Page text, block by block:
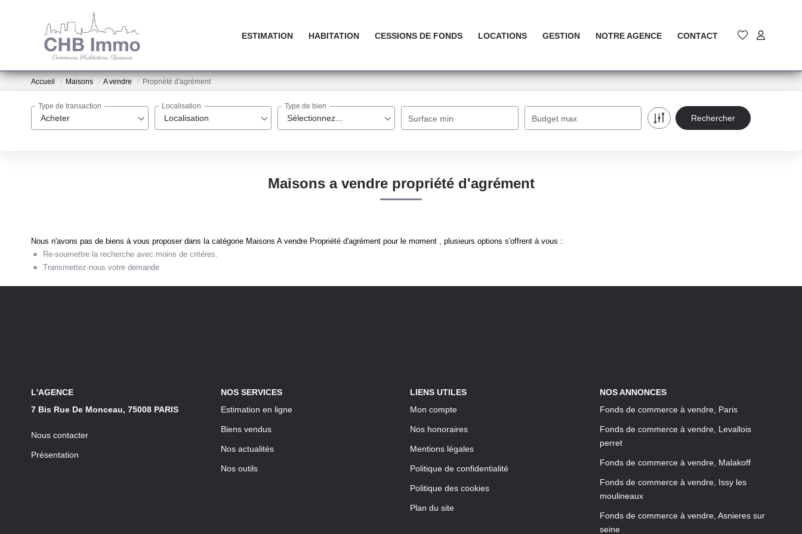
ESTIMATION HABITATION CESSIONS DE FONDS LOCATIONS GESTION NOTRE AGENCE CONTACT
Accueil Maisons A vendre Propriété d'agrément
Acheter
Type de transaction
Localisation
Localisation
Sélectionnez...
Type de bien
Surface min Budget max
Maisons a vendre propriété d'agrément
Nous n'avons pas de biens à vous proposer dans la catégorie Maisons A vendre Propriété d'agrément pour le moment , plusieurs options s'offrent à vous :
Re-soumettre la recherche avec moins de critères.
Transmettez-nous votre demande
L'AGENCE
7 Bis Rue De Monceau, 75008 PARIS
Nous contacter
Présentation
NOS SERVICES
Estimation en ligne
Biens vendus
Nos actualités
Nos outils
LIENS UTILES
Mon compte
Nos honoraires
Mentions légales
Politique de confidentialité
Politique des cookies
Plan du site
NOS ANNONCES
Fonds de commerce à vendre, Paris
Fonds de commerce à vendre, Levallois
perret
Fonds de commerce à vendre, Malakoff
Fonds de commerce à vendre, Issy les
moulineaux
Fonds de commerce à vendre, Asnieres sur
seine